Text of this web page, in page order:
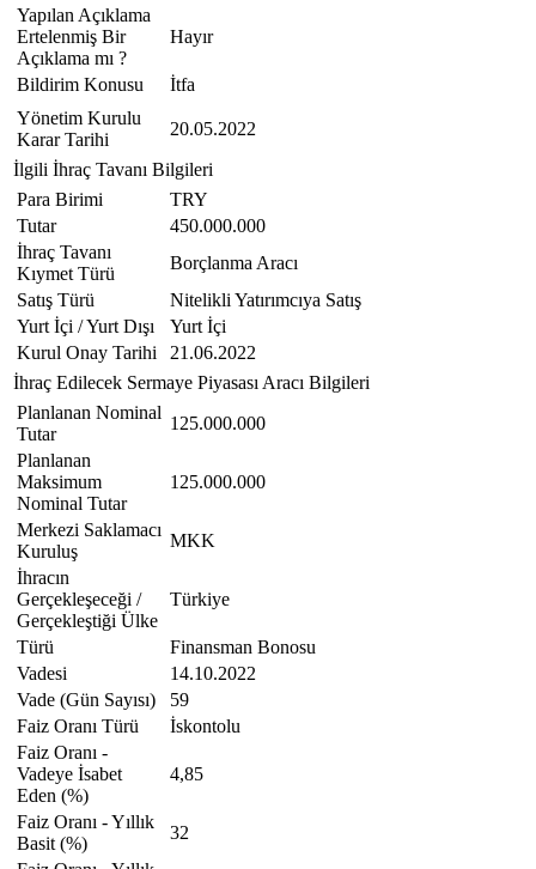
Yapılan Açıklama
Ertelenmiş Bir
Açıklama mı ?
Hayır
Bildirim Konusu
İtfa
Yönetim Kurulu
Karar Tarihi
20.05.2022
İlgili İhraç Tavanı Bilgileri
Para Birimi
TRY
Tutar
450.000.000
İhraç Tavanı
Kıymet Türü
Borçlanma Aracı
Satış Türü
Nitelikli Yatırımcıya Satış
Yurt İçi / Yurt Dışı
Yurt İçi
Kurul Onay Tarihi
21.06.2022
İhraç Edilecek Sermaye Piyasası Aracı Bilgileri
Planlanan Nominal
Tutar
125.000.000
Planlanan
Maksimum
Nominal Tutar
125.000.000
Merkezi Saklamacı
Kuruluş
MKK
İhracın
Gerçekleşeceği /
Gerçekleştiği Ülke
Türkiye
Türü
Finansman Bonosu
Vadesi
14.10.2022
Vade (Gün Sayısı)
59
Faiz Oranı Türü
İskontolu
Faiz Oranı -
Vadeye İsabet
Eden (%)
4,85
Faiz Oranı - Yıllık
Basit (%)
32